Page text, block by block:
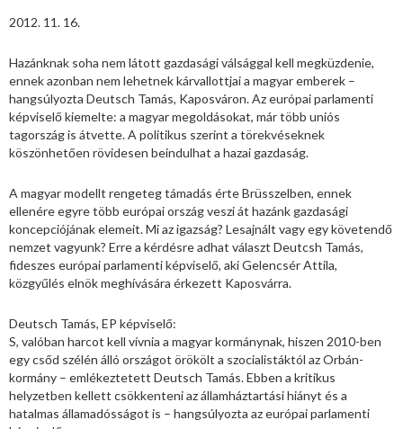
2012. 11. 16.
Hazánknak soha nem látott gazdasági válsággal kell megküzdenie,
ennek azonban nem lehetnek kárvallottjai a magyar emberek –
hangsúlyozta Deutsch Tamás, Kaposváron. Az európai parlamenti
képviselő kiemelte: a magyar megoldásokat, már több uniós
tagország is átvette. A politikus szerint a törekvéseknek
köszönhetően rövidesen beindulhat a hazai gazdaság.
A magyar modellt rengeteg támadás érte Brüsszelben, ennek
ellenére egyre több európai ország veszi át hazánk gazdasági
koncepciójának elemeit. Mi az igazság? Lesajnált vagy egy követendő
nemzet vagyunk? Erre a kérdésre adhat választ Deutcsh Tamás,
fideszes európai parlamenti képviselő, aki Gelencsér Attila,
közgyűlés elnök meghívására érkezett Kaposvárra.
Deutsch Tamás, EP képviselő:
S, valóban harcot kell vívnia a magyar kormánynak, hiszen 2010-ben
egy csőd szélén álló országot örökölt a szocialistáktól az Orbán-
kormány – emlékeztetett Deutsch Tamás. Ebben a kritikus
helyzetben kellett csökkenteni az államháztartási hiányt és a
hatalmas államadósságot is – hangsúlyozta az európai parlamenti